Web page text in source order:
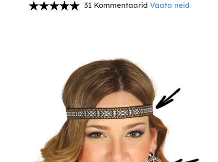
31 Kommentaarid Vaata neid